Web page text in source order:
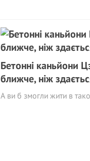
Бетонні каньйони
ближче, ніж
А ви б змогли жити в